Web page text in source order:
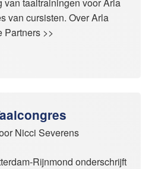
van cursisten. Over Arla
Partners >>
Nicci Severens
Rijnmond onderschrijft